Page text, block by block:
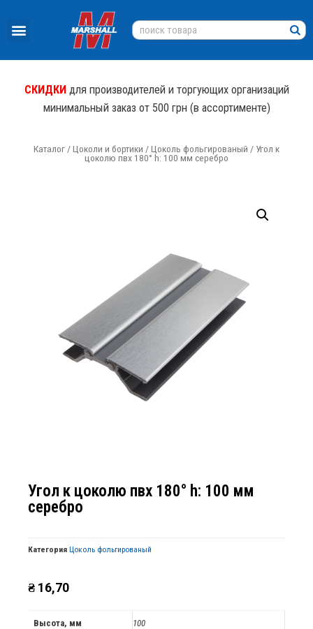
СКИДКИдля производителей и торгующих организаций
минимальный заказ от 500 грн (в ассортименте)
Каталог /Цоколи и бортики /Цоколь фольгированый / Угол к
цоколю пвх 180° h: 100 мм серебро
Угол к цоколю пвх 180° h: 100 мм
серебро
Категория Цоколь фольгированый
₴ 16,70
Высота, мм 100